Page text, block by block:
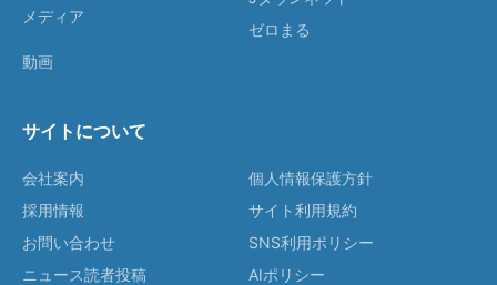
メディア
動画
ゼロまる
サイトについて
会社案内
採用情報
お問い合わせ
ニュース読者投稿
個人情報保護方針
サイト利用規約
SNS利用ポリシー
AIポリシー